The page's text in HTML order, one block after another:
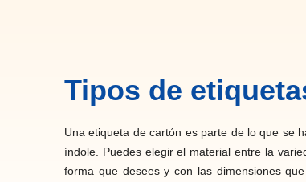
Tipos de
Una etiqueta de cartón es parte de lo que se
índole. Puedes elegir el material entre la
forma que desees y con las dimensiones